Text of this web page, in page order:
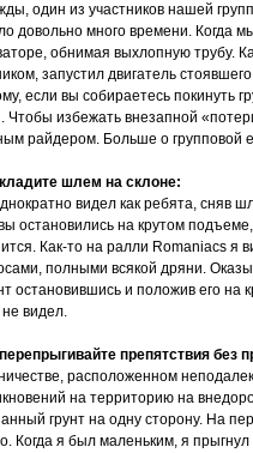
один из участников нашей
довольно много времени. Когда
обнимая выхлопную трубу.
запустил двигатель
если вы собираетесь покинуть
Чтобы избежать внезапной
райдером. Больше о групповой
шлем на склоне:
видел как ребята, сняв
остановились на крутом
Как-то на ралли Romaniacs
полными всякой дряни.
остановившись и положив его на
не видел.
препятствия без
расположенном
на территорию на
грунт на одну сторону. На
Когда я был маленьким, я